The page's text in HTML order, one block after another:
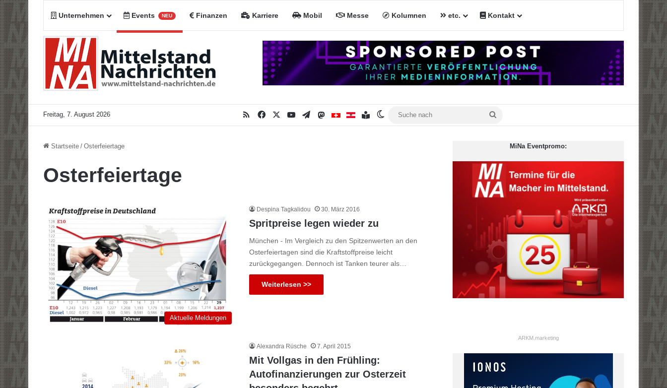
Unternehmen Events NEU Finanzen Karriere Mobil Messe Kolumnen etc. Kontakt
Freitag, 7. August 2026 RSSFacebookYouTubeTelegramMastodonMiNa CHMiNa AT
Inhaltsverzeichnis
Skin umschalten
Startseite / Osterfeiertage
Osterfeiertage
Aktuelle Meldungen
Despina Tagkalidou 30. März 2016
Spritpreise legen wieder zu
München - Im Vergleich zu den Spitzenwerten an den
Osterfeiertagen sind die Kraftstoffpreise leicht
zurückgegangen. Dennoch ist Tanken teurer als…
Weiterlesen >>
Alexandra Rüsche 7. April 2015
Mit Vollgas in den Frühling:
Autofinanzierungen zur Osterzeit
MiNa Eventpromo:
ARKM.marketing